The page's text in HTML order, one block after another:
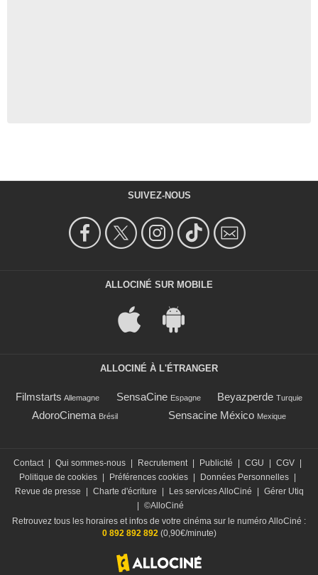
SUIVEZ-NOUS
ALLOCINÉ SUR MOBILE
ALLOCINÉ À L'ÉTRANGER
Filmstarts Allemagne SensaCine Espagne Beyazperde Turquie
AdoroCinema Brésil Sensacine México Mexique
Contact | Qui sommes-nous | Recrutement | Publicité | CGU | CGV |
Politique de cookies | Préférences cookies | Données Personnelles |
Revue de presse
| Charte d'écriture | Les services AlloCiné | Gérer Utiq
| ©AlloCiné
Retrouvez tous les horaires et infos de votre cinéma sur le numéro AlloCiné :
0 892 892 892(0,90€/minute)